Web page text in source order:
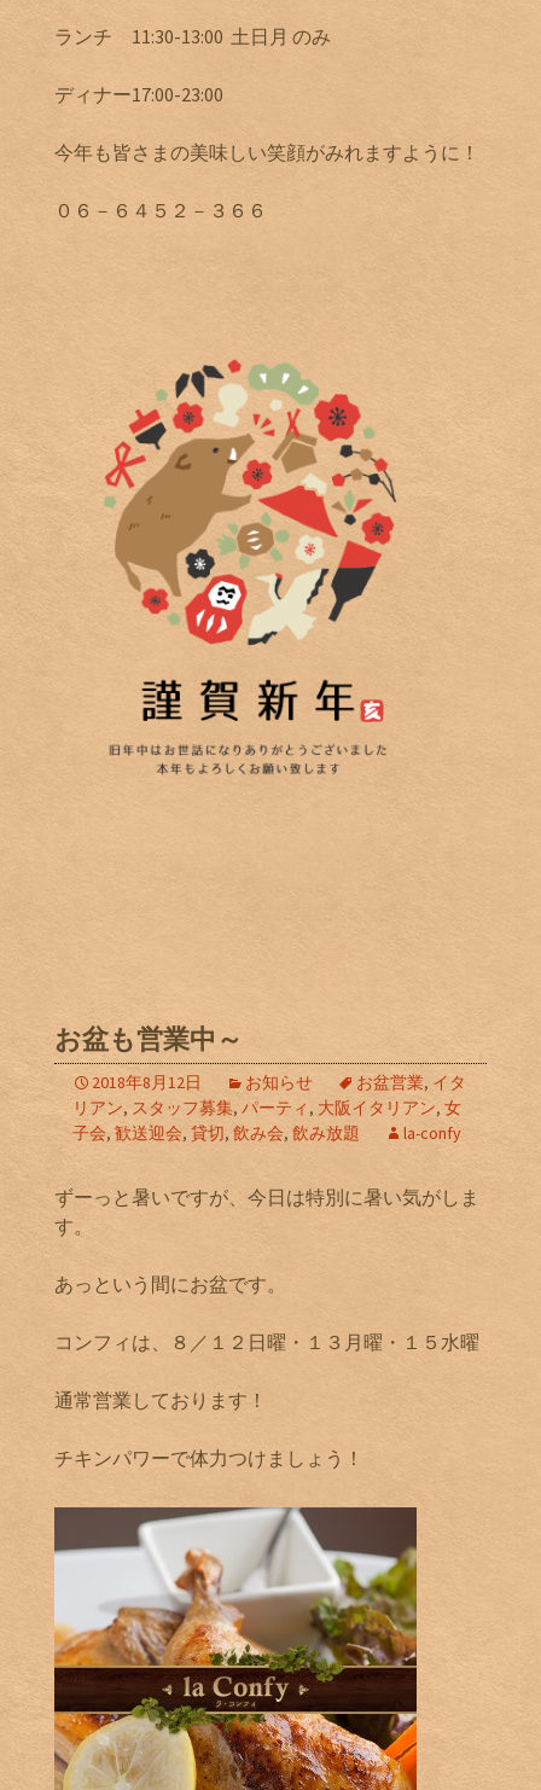
ランチ 11:30-13:00 土日月 のみ
ディナー17:00-23:00
今年も皆さまの美味しい笑顔がみれますように！
０６－６４５２－３６６
お盆も営業中～
2018年8月12日 お知らせ お盆営業, イタ
リアン, スタッフ募集, パーティ , 大阪イタリアン, 女
子会, 歓送迎会, 貸切, 飲み会, 飲み放題 la-confy
ずーっと暑いですが、今日は特別に暑い気がしま
す。
あっという間にお盆です。
コンフィは、８／１２日曜・１３月曜・１５水曜
通常営業しております！
チキンパワーで体力つけましょう！